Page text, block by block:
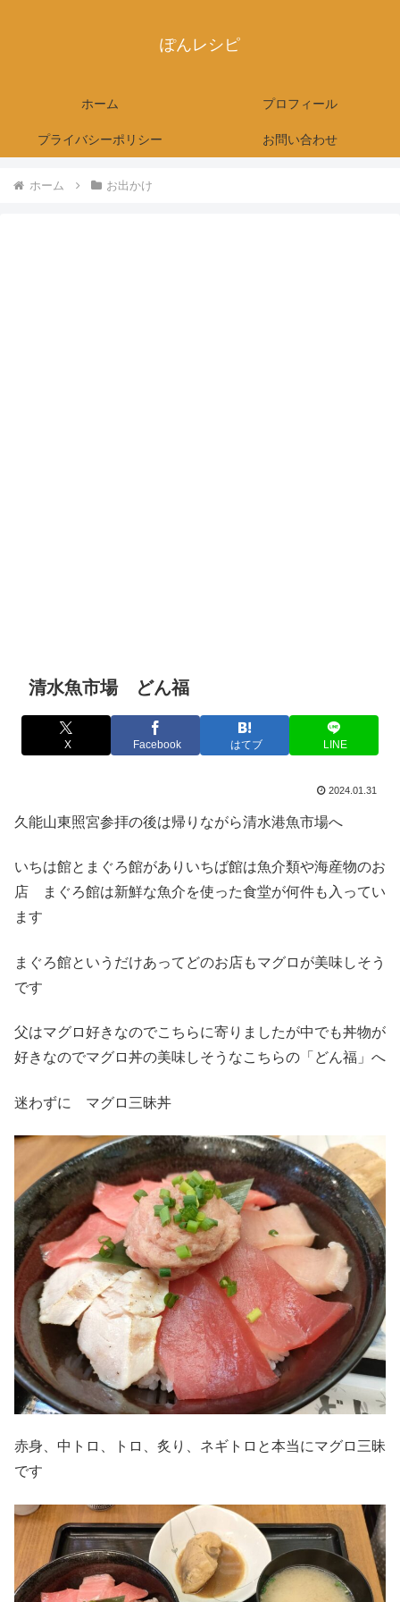
ぽんレシピ
ホーム プロフィール
プライバシーポリシー お問い合わせ
ホーム お出かけ
清水魚市場 どん福
X Facebook はてブ LINE
2024.01.31
久能山東照宮参拝の後は帰りながら清水港魚市場へ
いちは館とまぐろ館がありいちば館は魚介類や海産物のお
店 まぐろ館は新鮮な魚介を使った食堂が何件も入ってい
ます
まぐろ館というだけあってどのお店もマグロが美味しそう
です
父はマグロ好きなのでこちらに寄りましたが中でも丼物が
好きなのでマグロ丼の美味しそうなこちらの「どん福」へ
迷わずに マグロ三昧丼
赤身、中トロ、トロ、炙り、ネギトロと本当にマグロ三昧
です